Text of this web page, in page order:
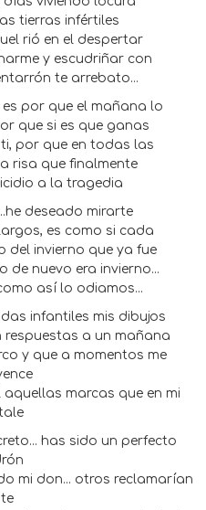
tierras infértiles
rió en el despertar
y escudriñar con
te arrebato...
por que el mañana lo
que si es que ganas
por que en todas las
risa que finalmente
a la tragedia
deseado mirarte
es como si cada
del invierno que ya fue
de nuevo era invierno...
así lo odiamos...
infantiles mis dibujos
respuestas a un mañana
y que a momentos me
marcas que en mi
has sido un perfecto
mi don... otros reclamarían